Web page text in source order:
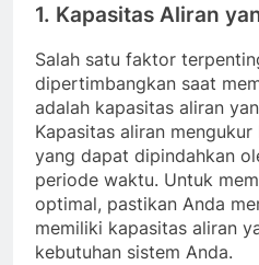
1. Kapasitas Aliran
Salah satu faktor
dipertimbangkan saat
adalah kapasitas aliran
Kapasitas aliran
yang dapat dipindahkan
periode waktu. Untuk
optimal, pastikan Anda
memiliki kapasitas aliran
kebutuhan sistem Anda.